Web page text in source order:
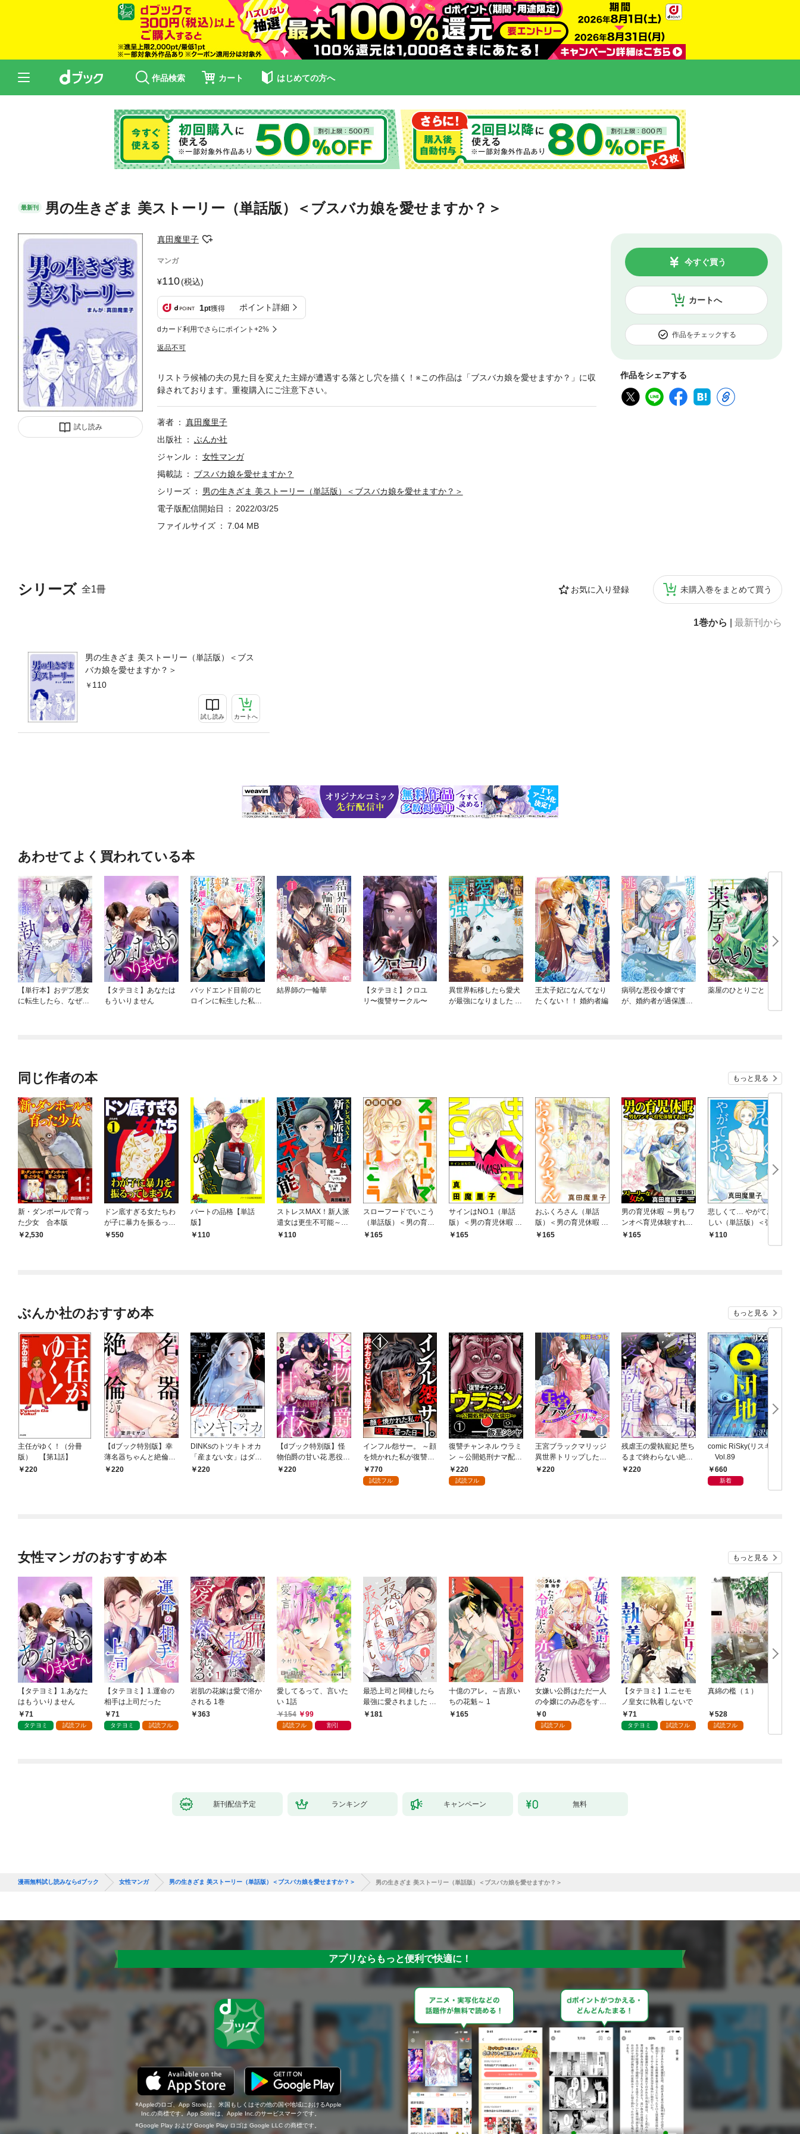
作品検索 カート はじめての方へ
最新刊 男の生きざま 美ストーリー（単話版）＜ブスバカ娘を愛せますか？＞
試し読み
真田魔里子
マンガ
110(税込)
1pt獲得 ポイント詳細
dカード利用でさらにポイント+2%
返品不可
カートへ
今すぐ買う
作品をチェックする
作品をシェアする
シリーズ 全1冊 お気に入り登録 未購入巻をまとめて買う
1巻から 最新刊から
男の生きざま 美ストーリー（単話版）＜ブス
バカ娘を愛せますか？＞
110
試し読み カートへ
リストラ候補の夫の見た目を変えた主婦が遭遇する落とし穴を描く！※この作品は「ブスバカ娘を愛せますか？」に収
録されております。重複購入にご注意下さい。
著者
真田魔里子
出版社
ぶんか社
ジャンル
女性マンガ
掲載誌
ブスバカ娘を愛せますか？
シリーズ
男の生きざま 美ストーリー（単話版）＜ブスバカ娘を愛せますか？＞
電子版配信開始日
2022/03/25
ファイルサイズ
7.04 MB
あわせてよく買われている本
【単行本】おデブ悪女
に転生したら、なぜか
【タテヨミ】あなたは
もういりません
バッドエンド目前のヒ
ロインに転生した私、
結界師の一輪華
【タテヨミ】クロユ
リ〜復讐サークル〜
異世界転移したら愛犬
が最強になりました ～
王太子妃になんてなり
たくない！！ 婚約者編
病弱な悪役令嬢です
が、婚約者が過保護す
薬屋のひとりごと
同じ作者の本 もっと見る
新・ダンボールで育っ
た少女 合本版
2,530
ドン底すぎる女たちわ
が子に暴力を振るって
しまう女 Vol.1
550
パートの品格【単話
版】
110
ストレスMAX！新人派
遣女は更生不可能～他
責、マウント、言い訳
110
スローフードでいこう
（単話版）＜男の育児
休暇 ～男もワンオペ育
165
サインはNO.1（単話
版）＜男の育児休暇 ～
男もワンオペ育児体験
165
おふくろさん（単話
版）＜男の育児休暇 ～
男もワンオペ育児体験
165
男の育児休暇 ～男もワ
ンオペ育児体験すれ
ば？～（単話版）＜男
165
悲しくて… やがておい
しい（単話版）＜強気
なデブ醜女＞
110
ぶんか社のおすすめ本 もっと見る
主任がゆく！（分冊
版） 【第1話】
220
【dブック特別版】幸
薄名器ちゃんと絶倫エ
リートくん むさぼりエ
220
DINKsのトツキトオカ
「産まない女」はダメ
ですか？（分冊版）
220
【dブック特別版】怪
物伯爵の甘い花 悪役令
嬢はベッドで乱れ散る
220
インフル怨サー。 ～顔
を焼かれた私が復讐を
誓った日～ （1）
770
試読フル
復讐チャンネル ウラミ
ン ～公開処刑ナマ配信
中～（分冊版） 【第
1話】
220
試読フル
王宮ブラックマリッジ
異世界トリップしたら
宰相様に抱かれていま
220
残虐王の愛執寵妃 堕ち
るまで終わらない絶頂
夜伽で囚われて（分冊
220
comic RiSky(リスキー)
Vol.89
660
新着
女性マンガのおすすめ本 もっと見る
【タテヨミ】1.あなた
はもういりません
71
タテヨミ 試読フル
【タテヨミ】1.運命の
相手は上司だった
71
タテヨミ 試読フル
岩肌の花嫁は愛で溶か
される 1巻
363
愛してるって、言いた
い 1話
154
99
試読フル 割引
最恐上司と同棲したら
最強に愛されました 1
巻181
十億のアレ。～吉原い
ちの花魁～ 1
165
女嫌い公爵はただ一人
の令嬢にのみ恋をする
（分冊版）第１話
0
試読フル
【タテヨミ】1.ニセモ
ノ皇女に執着しないで
71
タテヨミ 試読フル
真綿の檻（１）
528
試読フル
新刊配信予定 ランキング キャンペーン 無料
漫画無料試し読みならdブック 女性マンガ 男の生きざま 美ストーリー（単話版）＜ブスバカ娘を愛せますか？＞ 男の生きざま 美ストーリー（単話版）＜ブスバカ娘を愛せますか？＞
アプリならもっと便利で快適に！
Appleのロゴ、App Storeは、米国もしくはその他の国や地域におけるApple
Inc.の商標です。App Storeは、Apple Inc.のサービスマークです。
Google Play および Google Play ロゴは Google LLC の商標です。